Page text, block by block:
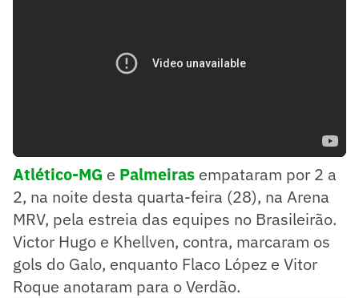
Atlético-MG e Palmeiras empataram por 2 a
2, na noite desta quarta-feira (28), na Arena
MRV, pela estreia das equipes no Brasileirão.
Victor Hugo e Khellven, contra, marcaram os
gols do Galo, enquanto Flaco López e Vitor
Roque anotaram para o Verdão.